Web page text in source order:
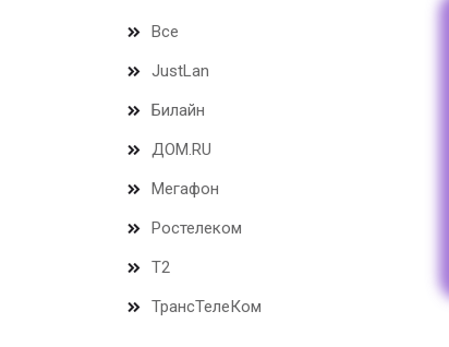
Все
JustLan
Билайн
ДОМ.RU
Мегафон
Ростелеком
Т2
ТрансТелеКом